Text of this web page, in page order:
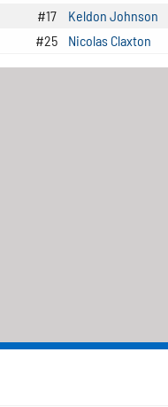
#17 Keldon Johnson
#25 Nicolas Claxton